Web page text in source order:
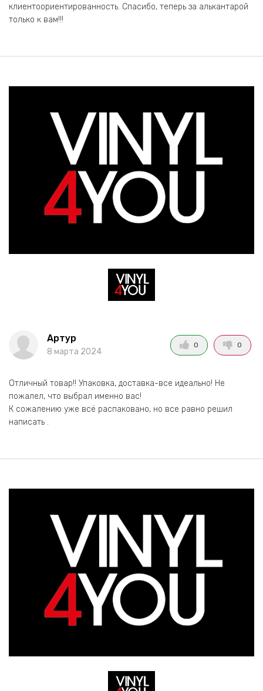
клиентоориентированность. Спасибо, теперь за алькантарой
только к вам!!!
Артур
8 марта 2024
0 0
Отличный товар!! Упаковка, доставка-все идеально! Не
пожалел, что выбрал именно вас!
К сожалению уже всё распаковано, но все равно решил
написать .